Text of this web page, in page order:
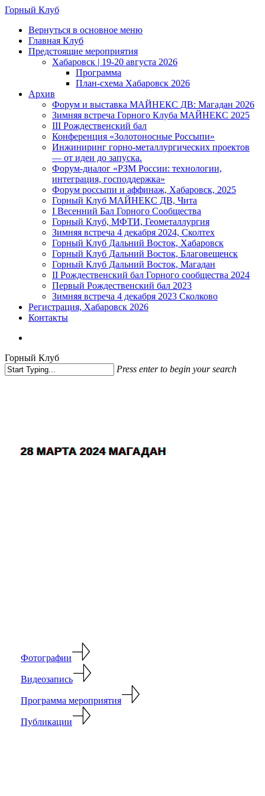
Skip
main
content
Горный Клуб
Menu
Вернуться в основное меню
Главная Клуб
Предстоящие мероприятия
Хабаровск | 19-20 августа 2026
Программа
План-схема Хабаровск 2026
Архив
Форум и выставка МАЙНЕКС ДВ: Магадан 2026
Зимняя встреча Горного Клуба МАЙНЕКС 2025
III Рождественский бал
Конференция «Золотоносные Россыпи»
Инжиниринг горно-металлургических проектов
— от идеи до запуска.
Форум-диалог «РЗМ России: технологии,
интеграция, господдержка»
Форум россыпи и аффинаж, Хабаровск, 2025
Горный Клуб МАЙНЕКС ДВ, Чита
I Весенний Бал Горного Сообщества
Горный Клуб, МФТИ, Геометаллургия
Зимняя встреча 4 декабря 2024, Сколтех
Горный Клуб Дальний Восток, Хабаровск
Горный Клуб Дальний Восток, Благовещенск
Горный Клуб Дальний Восток, Магадан
II Рождественский бал Горного сообщества 2024
Первый Рождественский бал 2023
Зимняя встреча 4 декабря 2023 Сколково
Регистрация, Хабаровск 2026
Контакты
Горный Клуб
Press enter to begin your search
28 МАРТА 2024 МАГАДАН
Фотографии
Видеозапись
Программа мероприятия
Публикации